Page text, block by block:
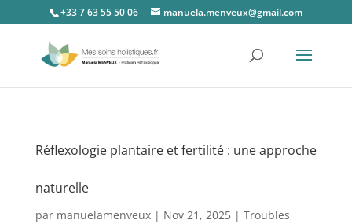
+33 7 63 55 50 06 manuela.menveux@gmail.com
Réflexologie plantaire et fertilité : une approche
naturelle
par manuelamenveux| Nov 21, 2025| Troubles